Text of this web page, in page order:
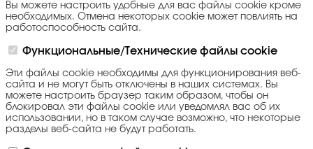
Вы можете настроить удобные для вас файлы cookie кроме
необходимых. Отмена некоторых cookie может повлиять на
работоспособность сайта.
Функциональные/Технические файлы cookie
Эти файлы cookie необходимы для функционирования веб-
сайта и не могут быть отключены в наших системах. Вы
можете настроить браузер таким образом, чтобы он
блокировал эти файлы cookie или уведомлял вас об их
использовании, но в таком случае возможно, что некоторые
разделы веб-сайта не будут работать.